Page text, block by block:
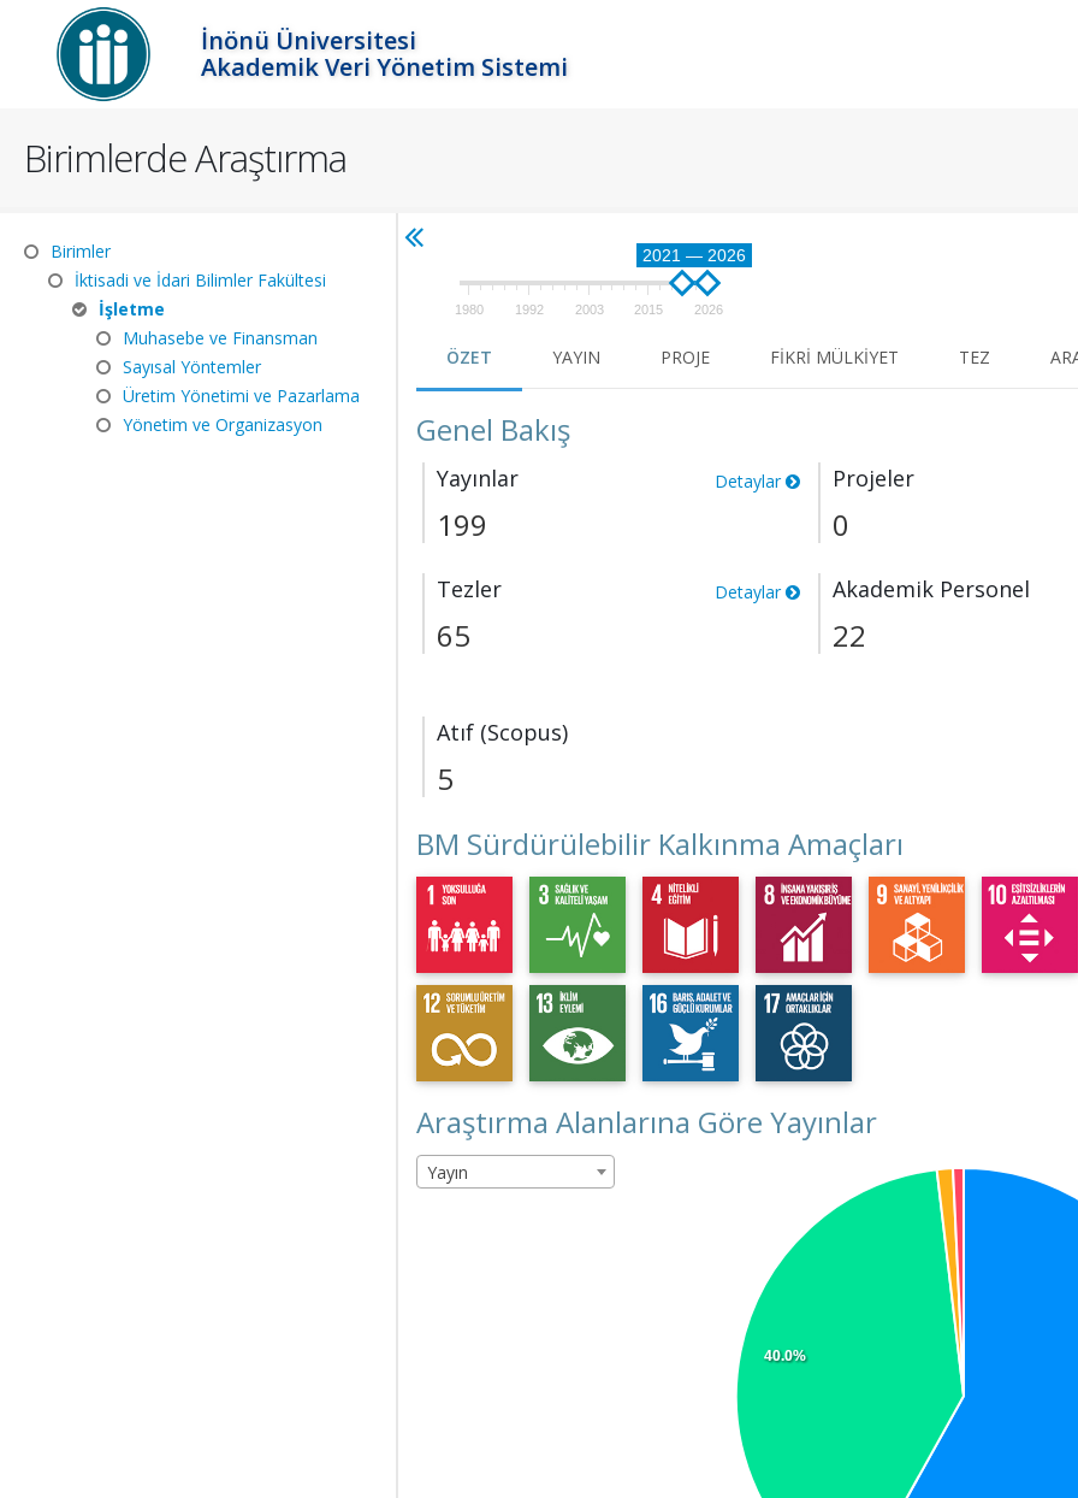
İnönü Üniversitesi
Akademik Veri Yönetim Sistemi
Birimlerde Araştırma
Birimler
İktisadi ve İdari Bilimler Fakültesi
İşletme
Muhasebe ve Finansman
Sayısal Yöntemler
Üretim Yönetimi ve Pazarlama
Yönetim ve Organizasyon
2021 — 2026
1980 1992 2003 2015 2026
ÖZET YAYIN PROJE FIKRI MÜLKIYET TEZ
Genel Bakış
Yayınlar Detaylar
199
Projeler
0
Tezler Detaylar
65
Akademik Personel
22
Atıf (Scopus)
5
BM Sürdürülebilir Kalkınma Amaçları
Araştırma Alanlarına Göre Yayınlar
Yayın
40.0%